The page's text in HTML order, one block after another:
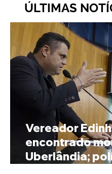
ÚLTIMAS
Vereador
encontrado
Uberlândia;